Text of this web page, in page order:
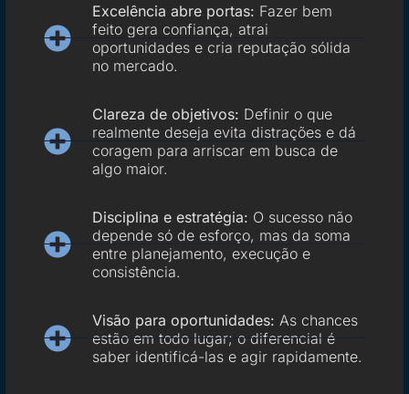
Excelência abre portas: Fazer bem
feito gera confiança, atrai
oportunidades e cria reputação sólida
no mercado.
Clareza de objetivos: Definir o que
realmente deseja evita distrações e dá
coragem para arriscar em busca de
algo maior.
Disciplina e estratégia: O sucesso não
depende só de esforço, mas da soma
entre planejamento, execução e
consistência.
Visão para oportunidades: As chances
estão em todo lugar; o diferencial é
saber identificá-las e agir rapidamente.